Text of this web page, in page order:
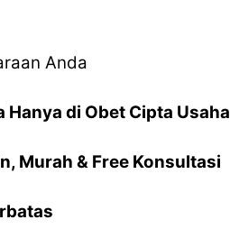
Anda
Hanya di Obet Cipta Usaha
Murah & Free Konsultasi